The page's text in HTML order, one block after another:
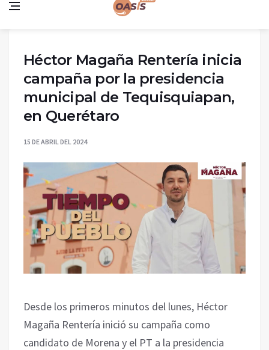
Héctor Magaña Rentería inicia
campaña por la presidencia
municipal de Tequisquiapan,
en Querétaro
15 DE ABRIL DEL 2024
Desde los primeros minutos del lunes, Héctor
Magaña Rentería inició su campaña como
candidato de Morena y el PT a la presidencia